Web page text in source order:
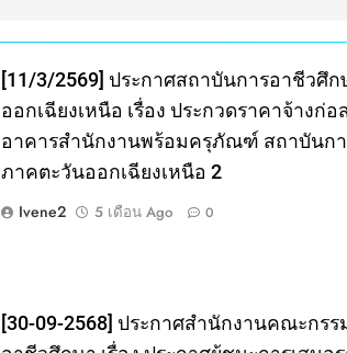
[11/3/2569] ประกาศสถาบันการอาชีวศึ
ออกเฉียงเหนือ เรื่อง ประกวดราคาจ้างก่อ
อาคารสำนักงานพร้อมครุภัณฑ์ สถาบันก
ภาคตะวันออกเฉียงเหนือ 2
Ivene2
5 เดือน Ago 0
[30-09-2568] ประกาศสำนักงานคณะกรร